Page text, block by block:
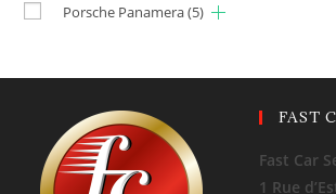
Porsche Panamera(5)
FAST
Fast Car
1 Rue